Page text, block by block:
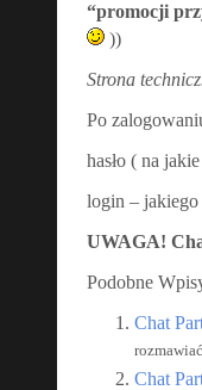
“promocji
))
Strona
Po
hasło ( na
login – jakiego
UWAGA!
Podobne
Chat
Chat